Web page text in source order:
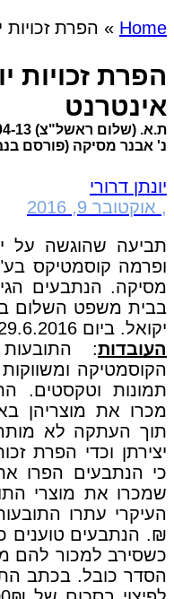
Home
» הפרת
הפרת זכויות
אינטרנט
נ' אבנר מסיקה (פורסם
יונתן דרורי
, אוקטובר 9, 2016
תביעה שהוגשה על
ופרמה קוסמטיקס
מסיקה. הנתבעים
בבית משפט השלום
יקואל. ביום 29.6.2016 ניתן פסק הדין בתיק.
העובדות:
הקוסמטיקה
תמונות וטקסטים.
מכרו את מוצריהן
תוך העתקה לא
יצירתן וכדי הפרת
כי הנתבעים הפרו
שמכרו את מוצרי
כשסירב למכור להם
הסדר כובל. בכתב